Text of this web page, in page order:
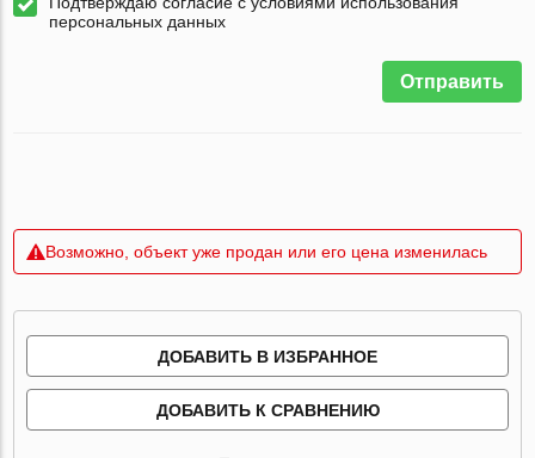
персональных данных
Отправить
Возможно, объект уже продан или его цена изменилась
ДОБАВИТЬ В ИЗБРАННОЕ
ДОБАВИТЬ К СРАВНЕНИЮ